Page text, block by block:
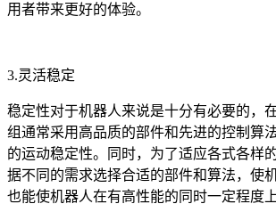
用者带来更好的体验。
3.灵活稳定
稳定性对于机器人来说是十分有必要的，
组通常采用高品质的部件和先进的控制算
的运动稳定性。同时，为了适应各式各样
据不同的需求选择合适的部件和算法，使
也能使机器人在有高性能的同时一定程度